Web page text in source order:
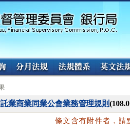
業商業同業公會業務管理規則
條文含有附件者，請